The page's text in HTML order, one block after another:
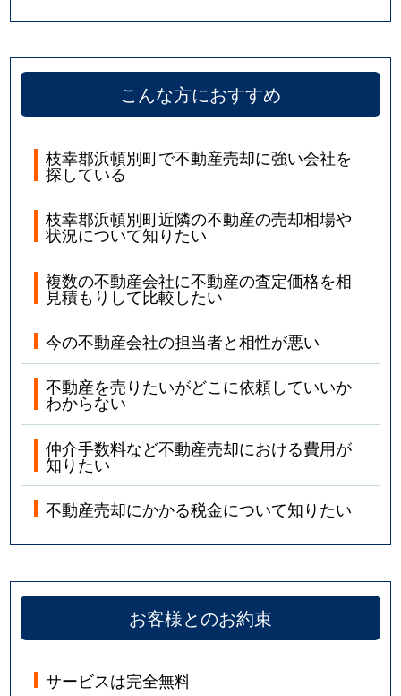
こんな方におすすめ
枝幸郡浜頓別町で不動産売却に強い会社を
探している
枝幸郡浜頓別町近隣の不動産の売却相場や
状況について知りたい
複数の不動産会社に不動産の査定価格を相
見積もりして比較したい
今の不動産会社の担当者と相性が悪い
不動産を売りたいがどこに依頼していいか
わからない
仲介手数料など不動産売却における費用が
知りたい
不動産売却にかかる税金について知りたい
お客様とのお約束
サービスは完全無料